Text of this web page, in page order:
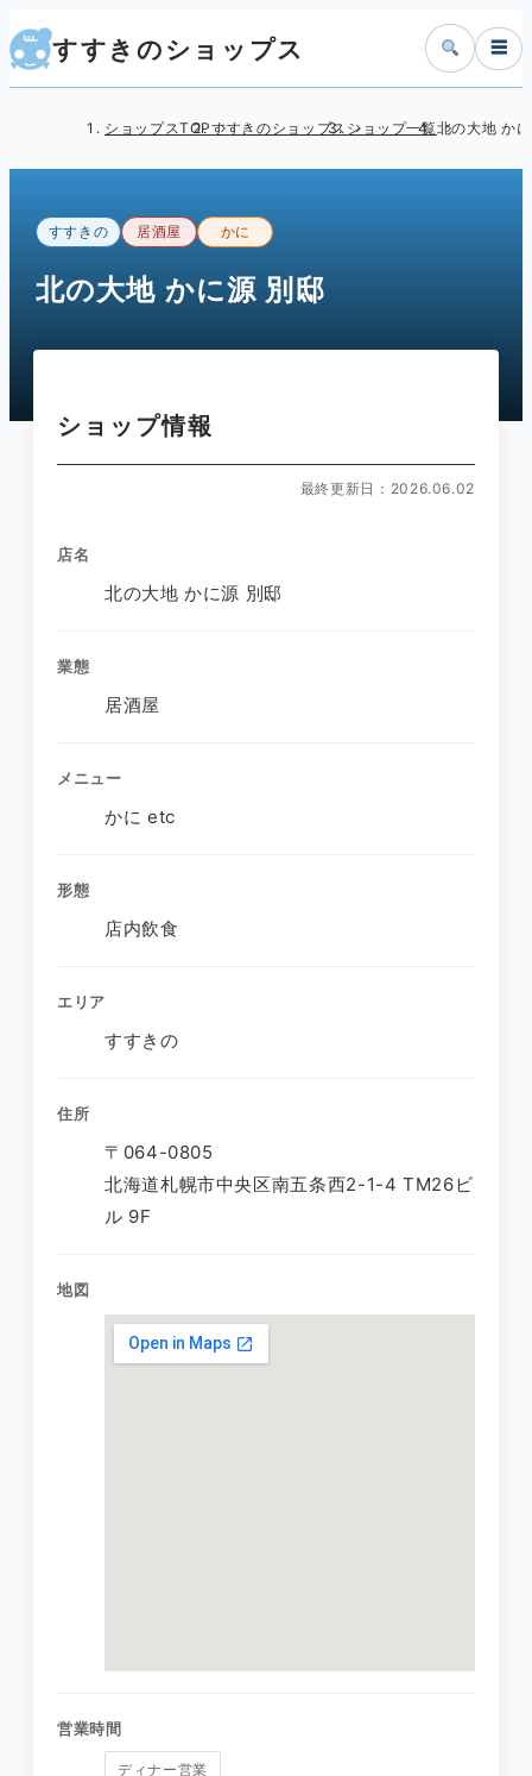
すすきのショップス ☰
ショップスTOPすすきのショップス ショップ一覧北の大地 か
すすきの 居酒屋 かに
北の大地 かに源 別邸
ショップ情報
最終更新日：2026.06.02
店名
北の大地 かに源 別邸
業態
居酒屋
メニュー
かに etc
形態
店内飲食
エリア
すすきの
住所
〒064-0805
北海道札幌市中央区南五条西2-1-4 TM26ビ
ル 9F
地図
営業時間
ディナー営業